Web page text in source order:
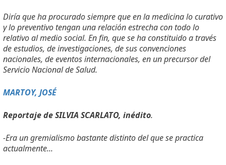
Diría que ha procurado siempre que en la medicina lo curativo
y lo preventivo tengan una relación estrecha con todo lo
relativo al medio social. En fin, que se ha constituido a través
de estudios, de investigaciones, de sus convenciones
nacionales, de eventos internacionales, en un precursor del
Servicio Nacional de Salud.
MARTOY, JOSÉ
Reportaje de SILVIA SCARLATO, inédito.
-Era un gremialismo bastante distinto del que se practica
actualmente...